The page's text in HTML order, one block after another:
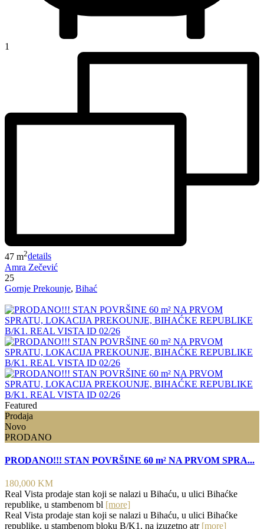
1
47 m2details
Amra Zečević
25
Gornje Prekounje, Bihać
Featured
Prodaja
Novo
PRODANO
PRODANO!!! STAN POVRŠINE 60 m² NA PRVOM SPRA...
180,000 KM
Real Vista prodaje stan koji se nalazi u Bihaću, u ulici Bihaćke
republike, u stambenom bl [more]
Real Vista prodaje stan koji se nalazi u Bihaću, u ulici Bihaćke
republike, u stambenom bloku B/K1, na izuzetno atr [more]